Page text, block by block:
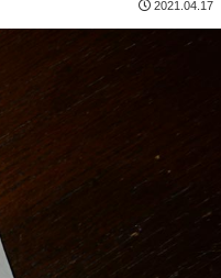
2021.04.17